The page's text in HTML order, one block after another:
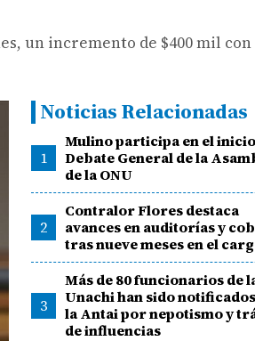
un incremento de $400 mil con
Noticias Relacionadas
1
Mulino participa en el
Debate General de la
de la ONU
2
Contralor Flores destaca
avances en auditorías y
tras nueve meses en el
3
Más de 80 funcionarios de
Unachi han sido
la Antai por nepotismo y
de influencias